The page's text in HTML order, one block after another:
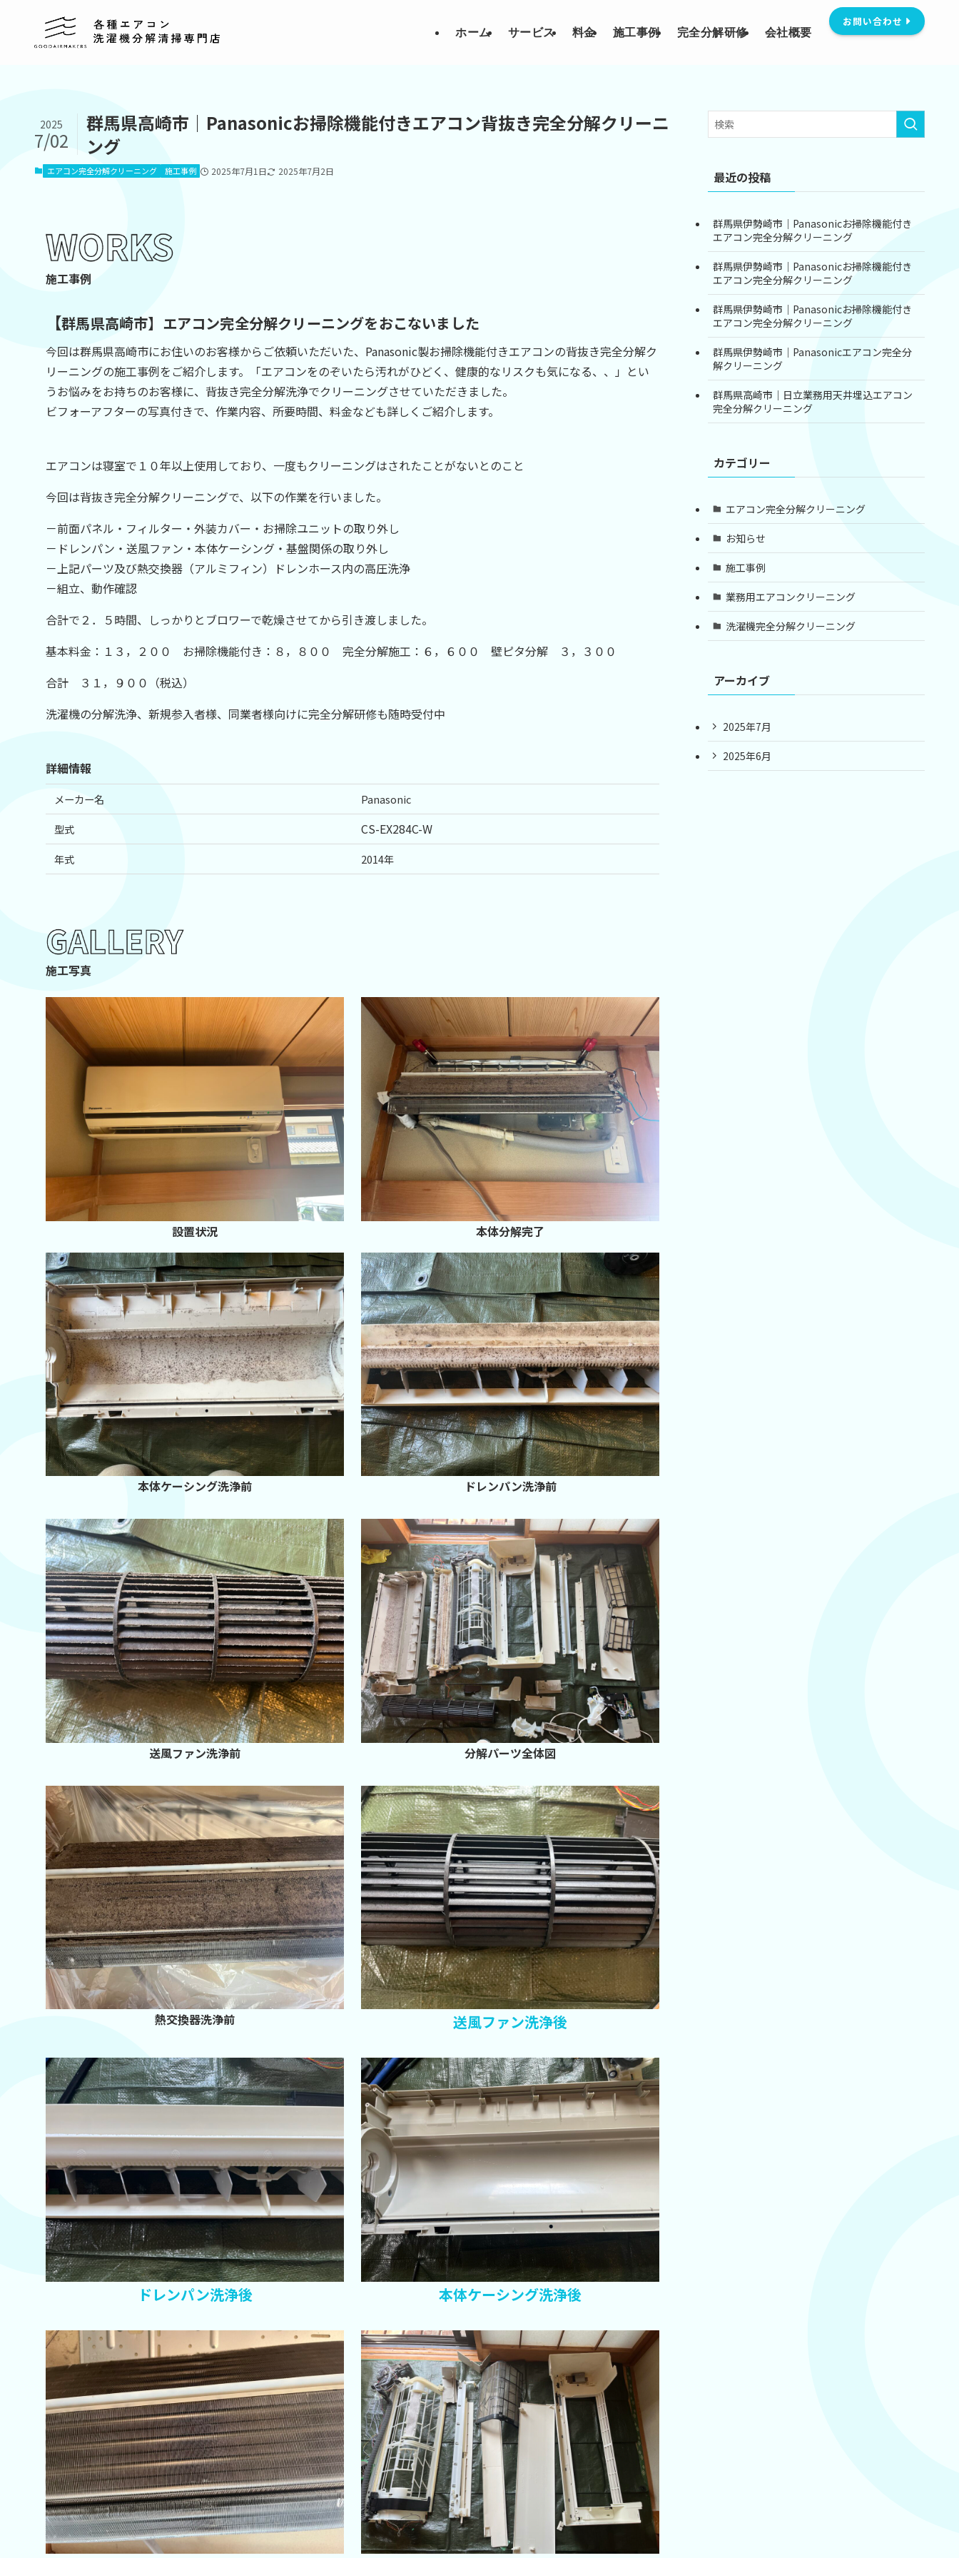
ホーム サービス 料金 施工事例 完全分解研修 会社概要
お問い合わせ
群馬県高崎市｜Panasonicお掃除機能付きエアコン背抜き完全分解クリーニ
ング
2025
7/02
エアコン完全分解クリーニング 施工事例 2025年7月1日 2025年7月2日
施工事例
【群馬県高崎市】エアコン完全分解クリーニングをおこないました
今回は群馬県高崎市にお住いのお客様からご依頼いただいた、Panasonic製お掃除機能付きエアコンの背抜き完全分解ク
リーニングの施工事例をご紹介します。「エアコンをのぞいたら汚れがひどく、健康的なリスクも気になる、、」とい
うお悩みをお持ちのお客様に、背抜き完全分解洗浄でクリーニングさせていただきました。
ビフォーアフターの写真付きで、作業内容、所要時間、料金なども詳しくご紹介します。
エアコンは寝室で１０年以上使用しており、一度もクリーニングはされたことがないとのこと
今回は背抜き完全分解クリーニングで、以下の作業を行いました。
－前面パネル・フィルター・外装カバー・お掃除ユニットの取り外し
－ドレンパン・送風ファン・本体ケーシング・基盤関係の取り外し
－上記パーツ及び熱交換器（アルミフィン）ドレンホース内の高圧洗浄
－組立、動作確認
合計で２．５時間、しっかりとブロワーで乾燥させてから引き渡しました。
基本料金：１３，２００ お掃除機能付き：８，８００ 完全分解施工：６，６００ 壁ピタ分解 ３，３００
合計 ３１，９００（税込）
洗濯機の分解洗浄、新規参入者様、同業者様向けに完全分解研修も随時受付中
詳細情報
メーカー名
Panasonic
型式
CS-EX284C-W
年式 2014年
施工写真
設置状況 本体分解完了
本体ケーシング洗浄前 ドレンパン洗浄前
送風ファン洗浄前 分解パーツ全体図
熱交換器洗浄前 送風ファン洗浄後
ドレンパン洗浄後 本体ケーシング洗浄後
最近の投稿
群馬県伊勢崎市｜Panasonicお掃除機能付き
エアコン完全分解クリーニング
群馬県伊勢崎市｜Panasonicお掃除機能付き
エアコン完全分解クリーニング
群馬県伊勢崎市｜Panasonicお掃除機能付き
エアコン完全分解クリーニング
群馬県伊勢崎市｜Panasonicエアコン完全分
解クリーニング
群馬県高崎市｜日立業務用天井埋込エアコン
完全分解クリーニング
カテゴリー
エアコン完全分解クリーニング
お知らせ
施工事例
業務用エアコンクリーニング
洗濯機完全分解クリーニング
アーカイブ
2025年7月
2025年6月